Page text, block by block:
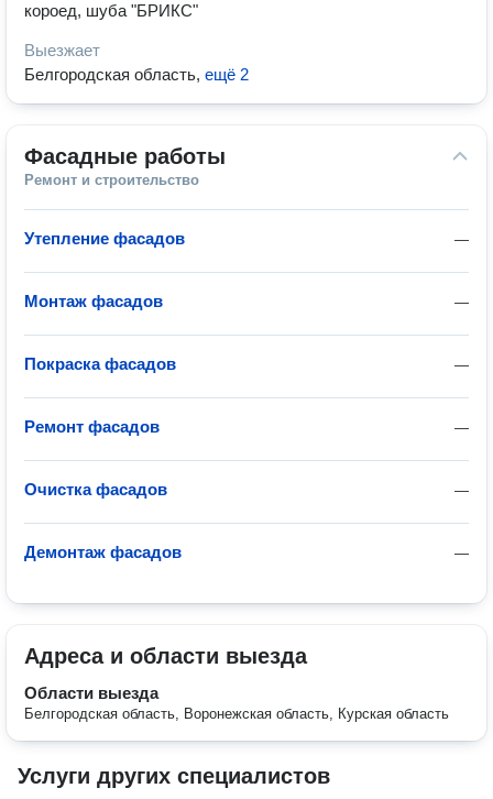
короед, шуба "БРИКС"
Выезжает
Белгородская область, ещё 2
Фасадные работы
Ремонт и строительство
—
Утепление фасадов
—
Монтаж фасадов
—
Покраска фасадов
—
Ремонт фасадов
—
Очистка фасадов
—
Демонтаж фасадов
Адреса и области выезда
Области выезда
Белгородская область, Воронежская область, Курская область
Услуги других специалистов